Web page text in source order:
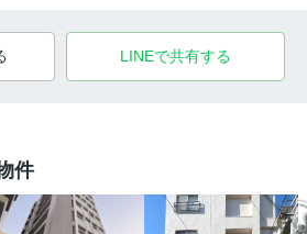
LINEで共有する
件